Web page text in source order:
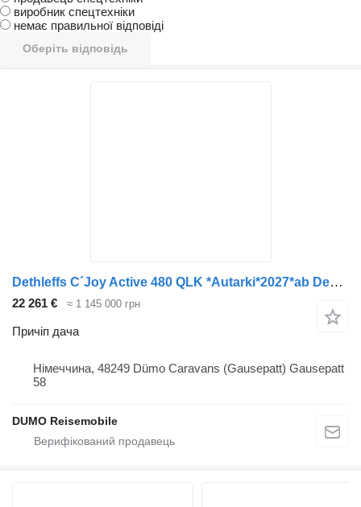
виробник спецтехніки
немає правильної відповіді
Оберіть відповідь
Dethleffs C´Joy Active 480 QLK *Autarki*2027*ab Dez 26
22 261 € ≈ 1 145 000 грн
Причіп дача
Німеччина, 48249 Dümo Caravans (Gausepatt) Gausepatt
58
DUMO Reisemobile